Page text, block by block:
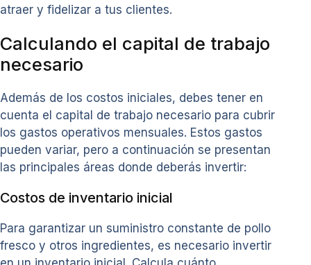
atraer y fidelizar a tus clientes.
Calculando el capital de trabajo
necesario
Además de los costos iniciales, debes tener en
cuenta el capital de trabajo necesario para cubrir
los gastos operativos mensuales. Estos gastos
pueden variar, pero a continuación se presentan
las principales áreas donde deberás invertir:
Costos de inventario inicial
Para garantizar un suministro constante de pollo
fresco y otros ingredientes, es necesario invertir